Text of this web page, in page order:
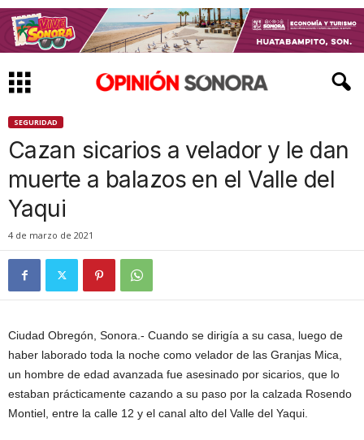
SEGURIDAD
Cazan sicarios a velador y le dan
muerte a balazos en el Valle del
Yaqui
4 de marzo de 2021
Ciudad Obregón, Sonora.- Cuando se dirigía a su casa, luego de
haber laborado toda la noche como velador de las Granjas Mica,
un hombre de edad avanzada fue asesinado por sicarios, que lo
estaban prácticamente cazando a su paso por la calzada Rosendo
Montiel, entre la calle 12 y el canal alto del Valle del Yaqui.